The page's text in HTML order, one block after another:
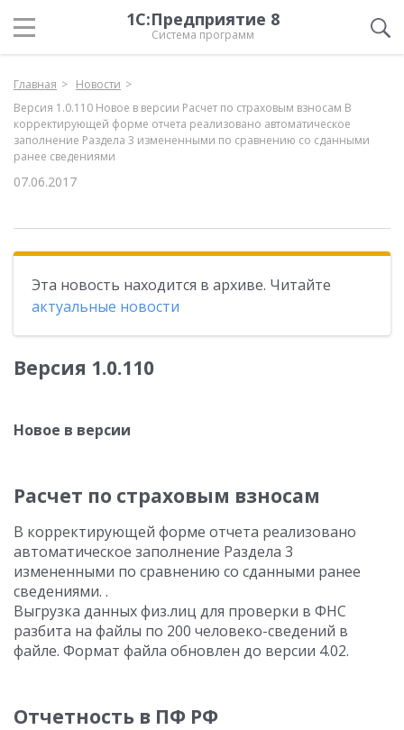
1С:Предприятие 8
Система программ
Главная
Новости
Версия 1.0.110 Новое в версии Расчет по страховым взносам В
корректирующей форме отчета реализовано автоматическое
заполнение Раздела 3 измененными по сравнению со сданными
ранее сведениями
07.06.2017
Эта новость находится в архиве. Читайте
актуальные новости
Версия 1.0.110
Новое в версии
Расчет по страховым взносам
В корректирующей форме отчета реализовано
автоматическое заполнение Раздела 3
измененными по сравнению со сданными ранее
сведениями. .
Выгрузка данных физ.лиц для проверки в ФНС
разбита на файлы по 200 человеко-сведений в
файле. Формат файла обновлен до версии 4.02.
Отчетность в ПФ РФ